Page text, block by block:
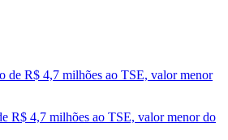
R$ 4,7 milhões ao TSE, valor menor do